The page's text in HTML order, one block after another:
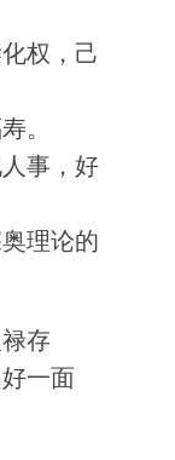
权，己
。
事，好
理论的
存
一面